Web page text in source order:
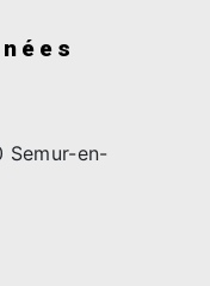
Semur-en-